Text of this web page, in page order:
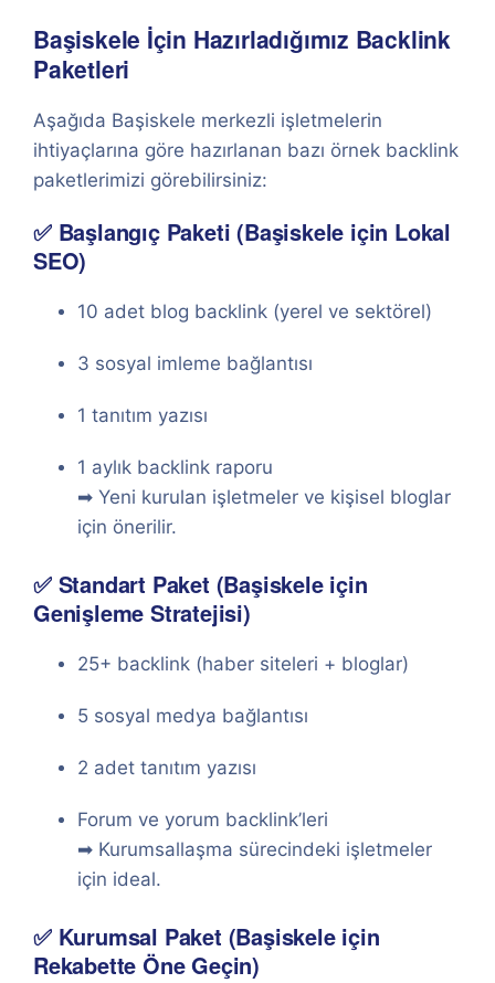
Başiskele İçin Hazırladığımız Backlink
Paketleri
Aşağıda Başiskele merkezli işletmelerin
ihtiyaçlarına göre hazırlanan bazı örnek backlink
paketlerimizi görebilirsiniz:
✅ Başlangıç Paketi (Başiskele için Lokal
SEO)
10 adet blog backlink (yerel ve sektörel)
3 sosyal imleme bağlantısı
1 tanıtım yazısı
1 aylık backlink raporu
➡ Yeni kurulan işletmeler ve kişisel bloglar
için önerilir.
✅ Standart Paket (Başiskele için
Genişleme Stratejisi)
25+ backlink (haber siteleri + bloglar)
5 sosyal medya bağlantısı
2 adet tanıtım yazısı
Forum ve yorum backlink’leri
➡ Kurumsallaşma sürecindeki işletmeler
için ideal.
✅ Kurumsal Paket (Başiskele için
Rekabette Öne Geçin)